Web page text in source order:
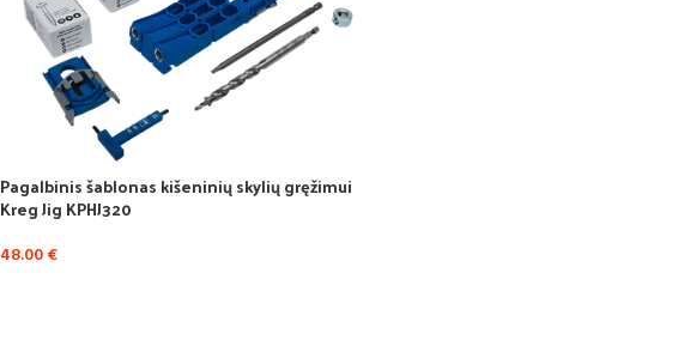
Pagalbinis šablonas kišeninių skylių gręžimui
Kreg Jig KPHJ320
48.00€